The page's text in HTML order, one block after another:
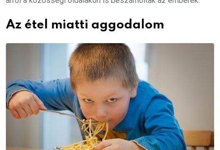
Az étel miatti aggodalom